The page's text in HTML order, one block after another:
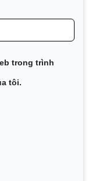
trong trình
tôi.